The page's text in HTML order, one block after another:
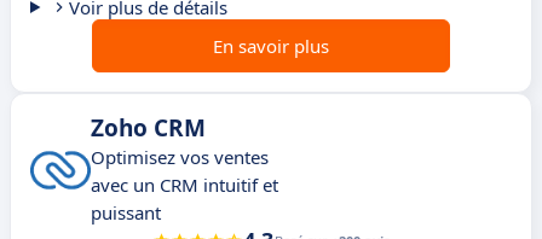
Voir plus de détails
En savoir plus
Zoho CRM
Optimisez vos ventes
avec un CRM intuitif et
puissant